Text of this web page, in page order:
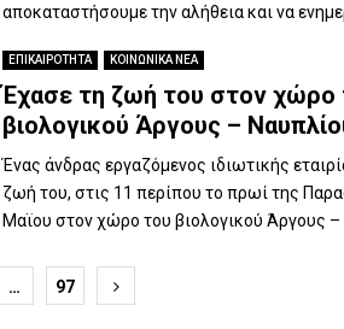
αποκαταστήσουμε την αλήθεια και να
ΕΠΙΚΑΙΡΟΤΗΤΑ ΚΟΙΝΩΝΙΚΑ ΝΕΑ
Έχασε τη ζωή του στον χώρο
βιολογικού Άργους –
Ένας άνδρας εργαζόμενος ιδιωτικής
ζωή του, στις 11 περίπου το πρωί της
Μαϊου στον χώρο του βιολογικού Άργους –
… 97